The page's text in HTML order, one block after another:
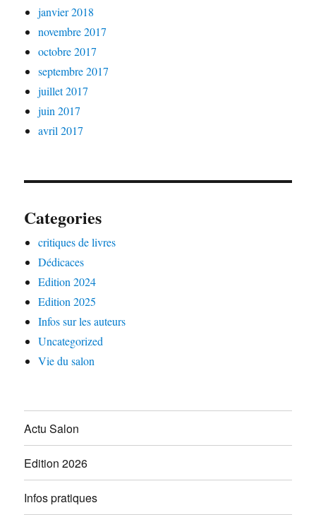
janvier 2018
novembre 2017
octobre 2017
septembre 2017
juillet 2017
juin 2017
avril 2017
Categories
critiques de livres
Dédicaces
Edition 2024
Edition 2025
Infos sur les auteurs
Uncategorized
Vie du salon
Actu Salon
Edition 2026
Infos pratiques